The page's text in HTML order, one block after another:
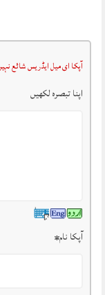
آپکا ای میل ایڈریس شائع
اپنا تبصرہ لکھیں
آپکا نام*